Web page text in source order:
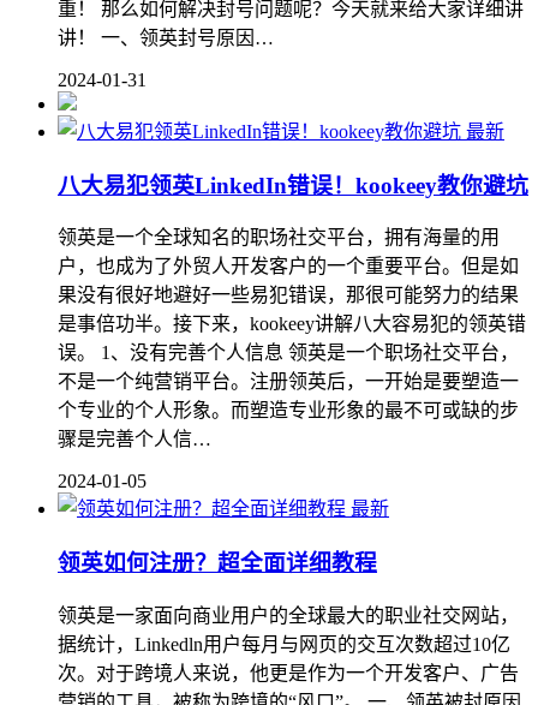
重！ 那么如何解决封号问题呢？今天就来给大家详细讲
讲！ 一、领英封号原因…
2024-01-31
最新
八大易犯领英LinkedIn错误！kookeey教你避坑
领英是一个全球知名的职场社交平台，拥有海量的用
户，也成为了外贸人开发客户的一个重要平台。但是如
果没有很好地避好一些易犯错误，那很可能努力的结果
是事倍功半。接下来，kookeey讲解八大容易犯的领英错
误。 1、没有完善个人信息 领英是一个职场社交平台，
不是一个纯营销平台。注册领英后，一开始是要塑造一
个专业的个人形象。而塑造专业形象的最不可或缺的步
骤是完善个人信…
2024-01-05
最新
领英如何注册？超全面详细教程
领英是一家面向商业用户的全球最大的职业社交网站，
据统计，Linkedln用户每月与网页的交互次数超过10亿
次。对于跨境人来说，他更是作为一个开发客户、广告